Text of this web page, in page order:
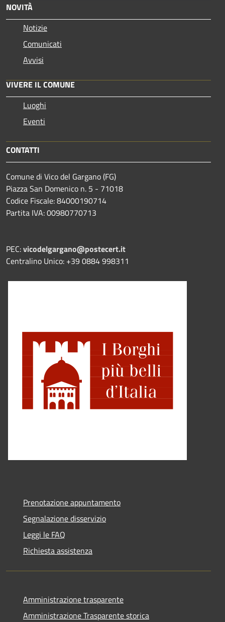
NOVITÀ
Notizie
Comunicati
Avvisi
VIVERE IL COMUNE
Luoghi
Eventi
CONTATTI
Comune di Vico del Gargano (FG)
Piazza San Domenico n. 5 - 71018
Codice Fiscale: 84000190714
Partita IVA: 00980770713
PEC:vicodelgargano@postecert.it
Centralino Unico: +39 0884 998311
Prenotazione appuntamento
Segnalazione disservizio
Leggi le FAQ
Richiesta assistenza
Amministrazione trasparente
Amministrazione Trasparente storica